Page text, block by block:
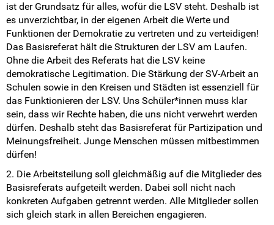
ist der Grundsatz für alles, wofür die LSV steht. Deshalb ist
es unverzichtbar, in der eigenen Arbeit die Werte und
Funktionen der Demokratie zu vertreten und zu verteidigen!
Das Basisreferat hält die Strukturen der LSV am Laufen.
Ohne die Arbeit des Referats hat die LSV keine
demokratische Legitimation. Die Stärkung der SV-Arbeit an
Schulen sowie in den Kreisen und Städten ist essenziell für
das Funktionieren der LSV. Uns Schüler*innen muss klar
sein, dass wir Rechte haben, die uns nicht verwehrt werden
dürfen. Deshalb steht das Basisreferat für Partizipation und
Meinungsfreiheit. Junge Menschen müssen mitbestimmen
dürfen!
2. Die Arbeitsteilung soll gleichmäßig auf die Mitglieder des
Basisreferats aufgeteilt werden. Dabei soll nicht nach
konkreten Aufgaben getrennt werden. Alle Mitglieder sollen
sich gleich stark in allen Bereichen engagieren.